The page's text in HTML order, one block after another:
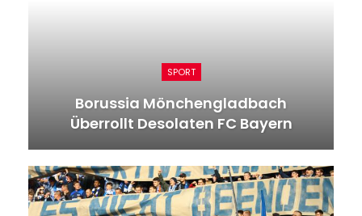
SPORT
Borussia Mönchengladbach
Überrollt Desolaten FC Bayern